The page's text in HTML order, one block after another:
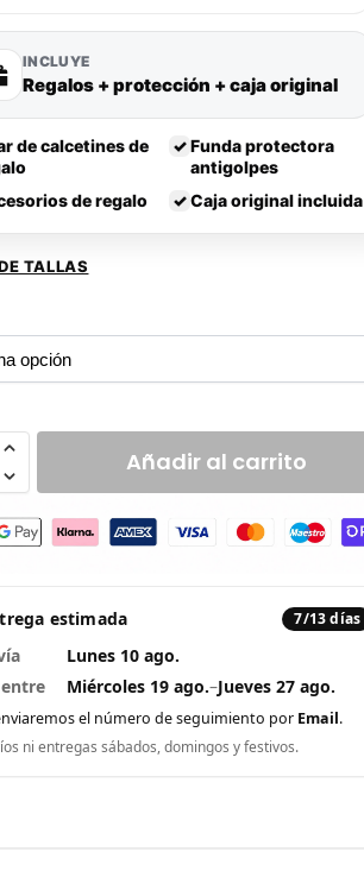
INCLUYE
Regalos + protección + caja original
de calcetines de
✓ Funda protectora
antigolpes
de regalo ✓ Caja original incluida
TALLAS
Añadir al carrito
estimada 7/13 días
Lunes 10 ago.
Miércoles 19 ago.–Jueves 27 ago.
el número de seguimiento por Email.
ni entregas sábados, domingos y festivos.